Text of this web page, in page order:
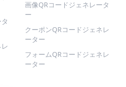
画像QRコードジェネレータ
ー
クーポンQRコードジェネレ
ーター
フォームQRコードジェネレ
ーター